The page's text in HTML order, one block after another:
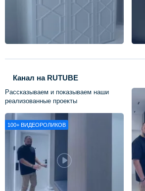
Канал на RUTUBE
Рассказываем и показываем наши
реализованные проекты
100+ ВИДЕОРОЛИКОВ